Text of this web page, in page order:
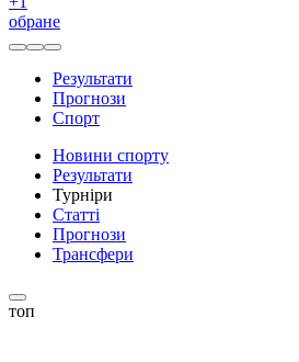
обране
Результати
Прогнози
Спорт
Новини спорту
Результати
Турніри
Статті
Прогнози
Трансфери
топ